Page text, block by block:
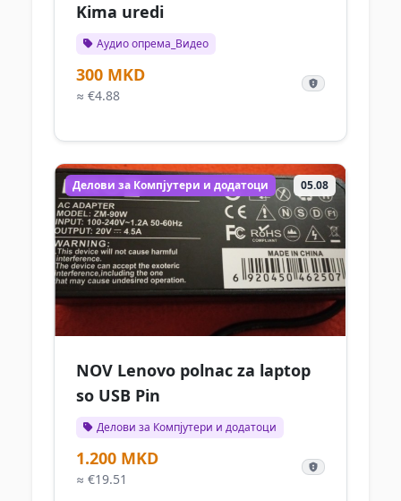
Kima uredi
Аудио опрема_Видео
300 MKD
≈ €4.88
05.08
Делови за Компјутери и додатоци
NOV Lenovo polnac za laptop
so USB Pin
Делови за Компјутери и додатоци
1.200 MKD
≈ €19.51